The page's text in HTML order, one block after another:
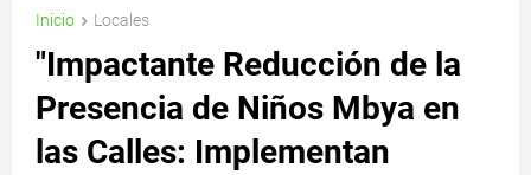
Inicio Locales
"Impactante Reducción de la
Presencia de Niños Mbya en
las Calles: Implementan